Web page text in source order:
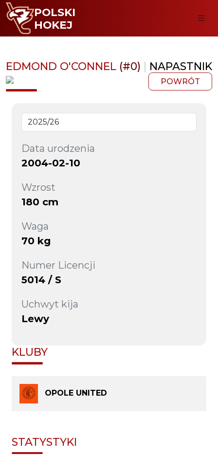
POLSKI
HOKEJ
EDMOND O'CONNEL (#0) | NAPASTNIK
POWRÓT
Data urodzenia
2004-02-10
Wzrost
180 cm
Waga
70 kg
Numer Licencji
5014 / S
Uchwyt kija
Lewy
KLUBY
OPOLE UNITED
STATYSTYKI